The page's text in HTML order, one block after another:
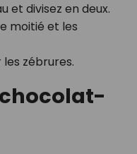
et divisez en deux.
moitié et les
zébrures.
chocolat-